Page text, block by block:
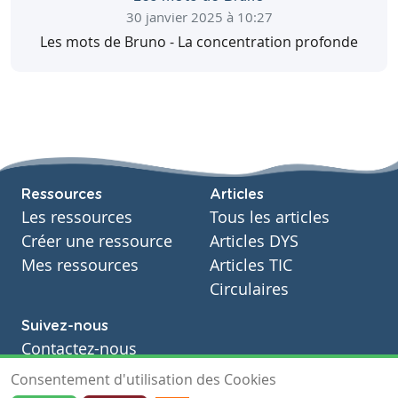
Bonne lecture!
Cours sur la dilution, plus basé sur la réflexion et
le raisonnement que sur l'application de la
Consulter
30 janvier 2025 à 10:27
Les mots de Bruno - La concentration profonde
Ressources
Les ressources
Créer une ressource
Mes ressources
Articles
Tous les articles
Articles DYS
Articles TIC
Circulaires
Suivez-nous
Contactez-nous
Soutien scolaire
Consentement d'utilisation des Cookies